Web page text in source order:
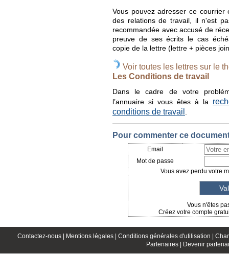
Vous pouvez adresser ce
des relations de travail, il n'est
recommandée avec accusé de
preuve de ses écrits le cas
copie de la lettre (lettre + pièces
Voir toutes les lettres sur le
Les Conditions de travail
Dans le cadre de votre
l’annuaire si vous êtes à la
conditions de travail.
Pour commenter ce
Email
Mot de passe
Vous avez perdu votre
Vous n'êtes
Créez votre compte
Contactez-nous | Mentions légales | Conditions générales d'utilisation |
Partenaires |
Devenir